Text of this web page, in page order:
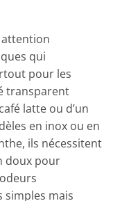
attention
qui
pour les
transparent
latte ou d’un
en inox ou en
ils nécessitent
doux pour
simples mais